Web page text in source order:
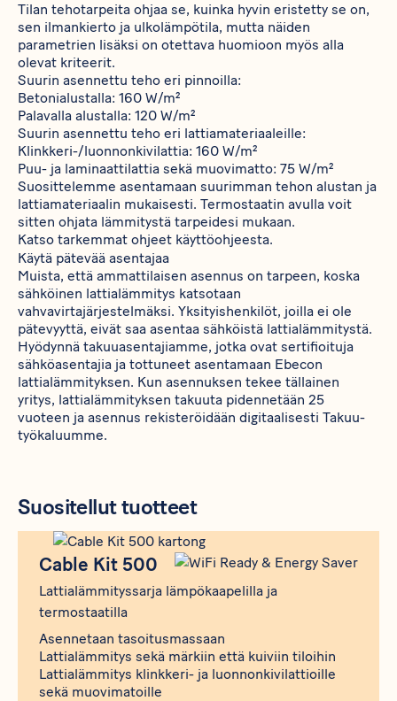
Tilan tehotarpeita ohjaa se, kuinka hyvin eristetty se on,
sen ilmankierto ja ulkolämpötila, mutta näiden
parametrien lisäksi on otettava huomioon myös alla
olevat kriteerit.
Suurin asennettu teho eri pinnoilla:
Betonialustalla: 160 W/m²
Palavalla alustalla: 120 W/m²
Suurin asennettu teho eri lattiamateriaaleille:
Klinkkeri-/luonnonkivilattia: 160 W/m²
Puu- ja laminaattilattia sekä muovimatto: 75 W/m²
Suosittelemme asentamaan suurimman tehon alustan ja
lattiamateriaalin mukaisesti. Termostaatin avulla voit
sitten ohjata lämmitystä tarpeidesi mukaan.
Katso tarkemmat ohjeet käyttöohjeesta.
Käytä pätevää asentajaa
Muista, että ammattilaisen asennus on tarpeen, koska
sähköinen lattialämmitys katsotaan
vahvavirtajärjestelmäksi. Yksityishenkilöt, joilla ei ole
pätevyyttä, eivät saa asentaa sähköistä lattialämmitystä.
Hyödynnä takuuasentajiamme, jotka ovat sertifioituja
sähköasentajia ja tottuneet asentamaan Ebecon
lattialämmityksen. Kun asennuksen tekee tällainen
yritys, lattialämmityksen takuuta pidennetään 25
vuoteen ja asennus rekisteröidään digitaalisesti Takuu-
työkaluumme.
Suositellut tuotteet
Produkt
Cable Kit 500
Lattialämmityssarja lämpökaapelilla ja
termostaatilla
Asennetaan tasoitusmassaan
Lattialämmitys sekä märkiin että kuiviin tiloihin
Lattialämmitys klinkkeri- ja luonnonkivilattioille
sekä muovimatoille
Cable Kit 500